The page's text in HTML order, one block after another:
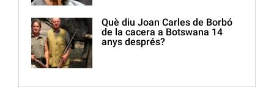
Què diu Joan Carles de Borbó
de la cacera a Botswana 14
anys després?